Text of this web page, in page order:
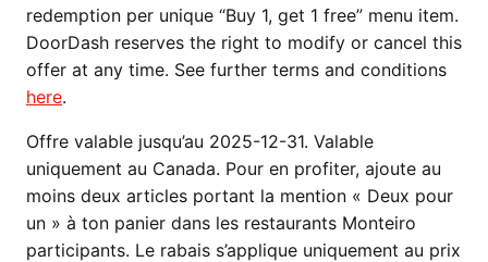
redemption per unique “Buy 1, get 1 free” menu item.
DoorDash reserves the right to modify or cancel this
offer at any time. See further terms and conditions
here.
Offre valable jusqu’au 2025-12-31. Valable
uniquement au Canada. Pour en profiter, ajoute au
moins deux articles portant la mention « Deux pour
un » à ton panier dans les restaurants Monteiro
participants. Le rabais s’applique uniquement au prix